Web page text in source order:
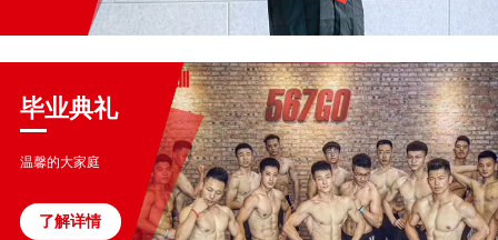
毕业典礼
温馨的大家庭
了解详情